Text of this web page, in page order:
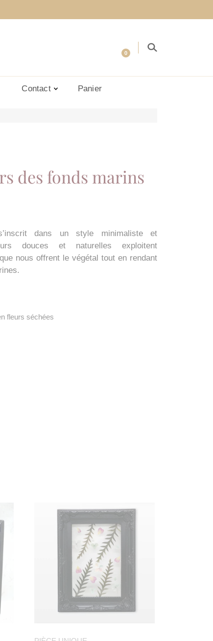
0
Contact Panier
des fonds marins
dans un style minimaliste et
douces et naturelles exploitent
nous offrent le végétal tout en rendant
fleurs séchées